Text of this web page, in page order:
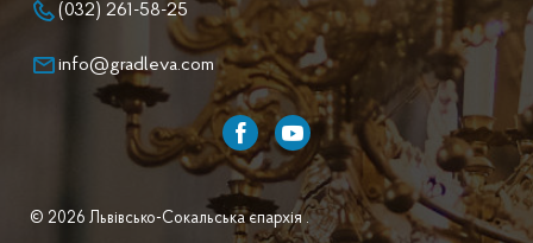
(032) 261-58-25
info@gradleva.com
© 2026 Львівсько-Сокальська єпархія .